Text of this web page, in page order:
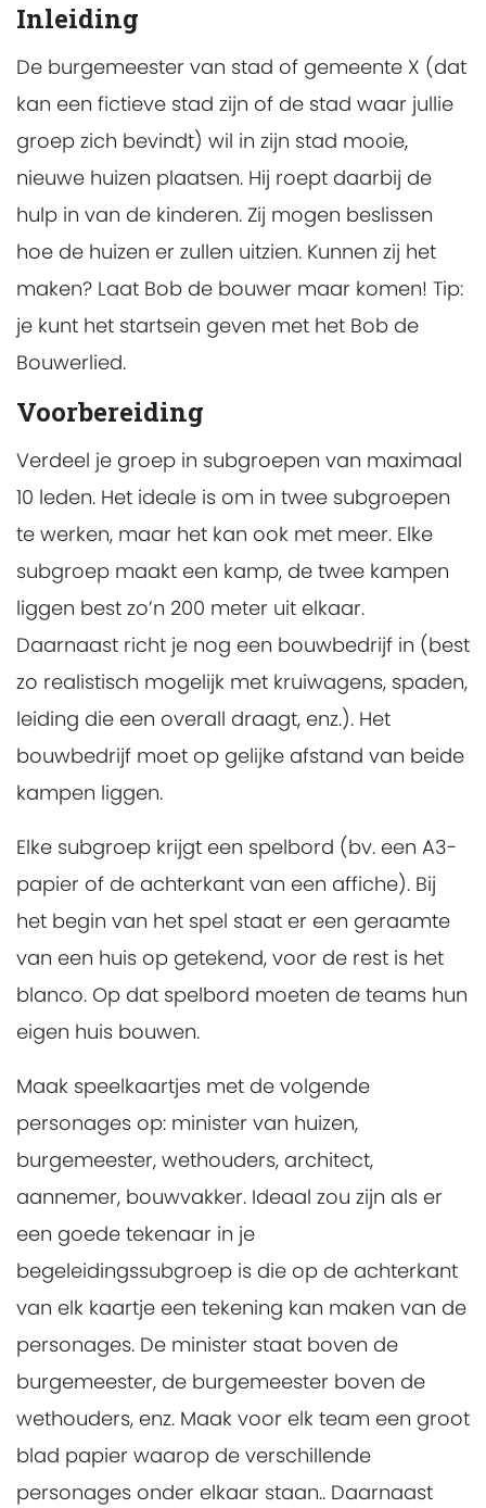
Inleiding
De burgemeester van stad of gemeente X (dat
kan een fictieve stad zijn of de stad waar jullie
groep zich bevindt) wil in zijn stad mooie,
nieuwe huizen plaatsen. Hij roept daarbij de
hulp in van de kinderen. Zij mogen beslissen
hoe de huizen er zullen uitzien. Kunnen zij het
maken? Laat Bob de bouwer maar komen! Tip:
je kunt het startsein geven met het Bob de
Bouwerlied.
Voorbereiding
Verdeel je groep in subgroepen van maximaal
10 leden. Het ideale is om in twee subgroepen
te werken, maar het kan ook met meer. Elke
subgroep maakt een kamp, de twee kampen
liggen best zo’n 200 meter uit elkaar.
Daarnaast richt je nog een bouwbedrijf in (best
zo realistisch mogelijk met kruiwagens, spaden,
leiding die een overall draagt, enz.). Het
bouwbedrijf moet op gelijke afstand van beide
kampen liggen.
Elke subgroep krijgt een spelbord (bv. een A3-
papier of de achterkant van een affiche). Bij
het begin van het spel staat er een geraamte
van een huis op getekend, voor de rest is het
blanco. Op dat spelbord moeten de teams hun
eigen huis bouwen.
Maak speelkaartjes met de volgende
personages op: minister van huizen,
burgemeester, wethouders, architect,
aannemer, bouwvakker. Ideaal zou zijn als er
een goede tekenaar in je
begeleidingssubgroep is die op de achterkant
van elk kaartje een tekening kan maken van de
personages. De minister staat boven de
burgemeester, de burgemeester boven de
wethouders, enz. Maak voor elk team een groot
blad papier waarop de verschillende
personages onder elkaar staan.. Daarnaast